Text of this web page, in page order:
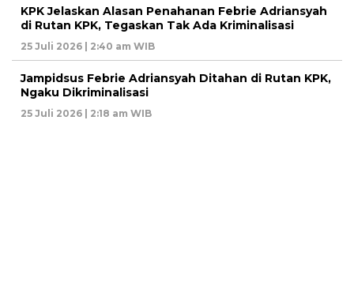
KPK Jelaskan Alasan Penahanan Febrie Adriansyah
di Rutan KPK, Tegaskan Tak Ada Kriminalisasi
25 Juli 2026 | 2:40 am WIB
Jampidsus Febrie Adriansyah Ditahan di Rutan KPK,
Ngaku Dikriminalisasi
25 Juli 2026 | 2:18 am WIB